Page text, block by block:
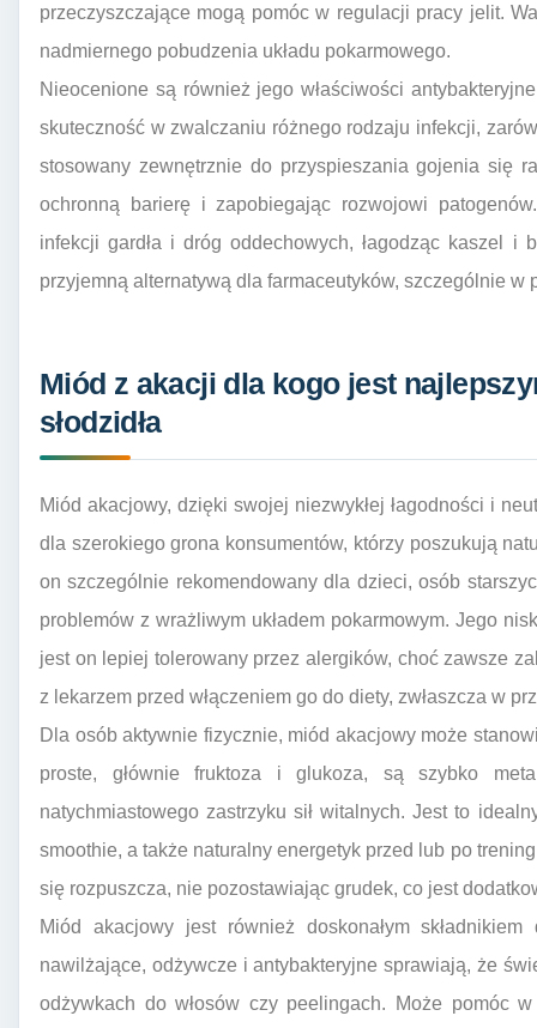
przeczyszczające mogą pomóc w regulacji pracy jelit.
nadmiernego pobudzenia układu pokarmowego.
Nieocenione są również jego właściwości
skuteczność w zwalczaniu różnego rodzaju infekcji,
stosowany zewnętrznie do przyspieszania gojenia się
ochronną barierę i zapobiegając rozwojowi
infekcji gardła i dróg oddechowych, łagodząc kaszel i
przyjemną alternatywą dla farmaceutyków, szczególnie w
Miód z akacji dla kogo jest
słodzidła
Miód akacjowy, dzięki swojej niezwykłej łagodności i
dla szerokiego grona konsumentów, którzy poszukują
on szczególnie rekomendowany dla dzieci, osób
problemów z wrażliwym układem pokarmowym. Jego
jest on lepiej tolerowany przez alergików, choć zawsze
z lekarzem przed włączeniem go do diety, zwłaszcza w
Dla osób aktywnie fizycznie, miód akacjowy może
proste, głównie fruktoza i glukoza, są szybko
natychmiastowego zastrzyku sił witalnych. Jest to
smoothie, a także naturalny energetyk przed lub po
się rozpuszcza, nie pozostawiając grudek, co jest
Miód akacjowy jest również doskonałym
nawilżające, odżywcze i antybakteryjne sprawiają, że
odżywkach do włosów czy peelingach. Może pomóc